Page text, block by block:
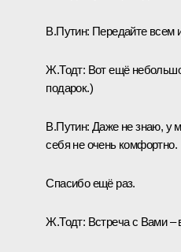
В.Путин: Передайте всем
Ж.Тодт: Вот ещё
подарок.)
В.Путин: Даже не знаю, у
себя не очень комфортно.
Спасибо ещё раз.
Ж.Тодт: Встреча с Вами –